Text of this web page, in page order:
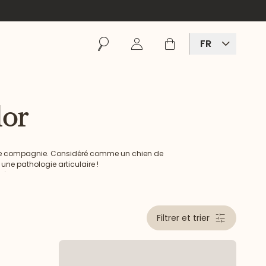
RechercherSe connecter
Panier FR
compagnie. Considéré comme un chien de
pathologie articulaire !
votre Labrador.
Filtrer et trier